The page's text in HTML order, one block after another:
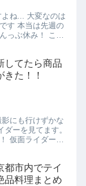
ね... 大変なのは
す 本当は先週の
っぶ休み！ これ
してたら商品
きた！！
にも行けずかな
ーを見てます。
仮面ライダーフ
都市内でテイ
品料理まとめ